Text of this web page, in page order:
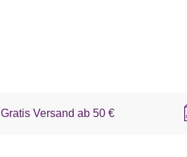
Gratis Versand ab 50 €